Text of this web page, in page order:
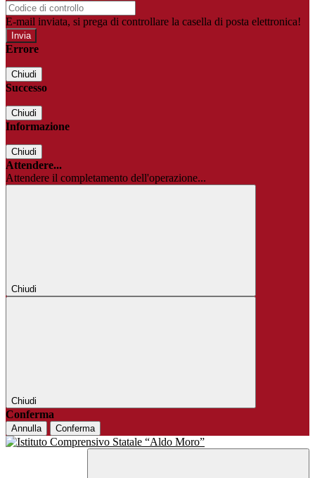
E-mail inviata, si prega di controllare la casella di posta elettronica!
Errore
Chiudi
Successo
Chiudi
Informazione
Chiudi
Attendere...
Attendere il completamento dell'operazione...
Chiudi
Chiudi
Conferma
Annulla Conferma